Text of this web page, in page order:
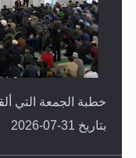
خطبة الجمعة التي
بتاريخ 31-07-2026